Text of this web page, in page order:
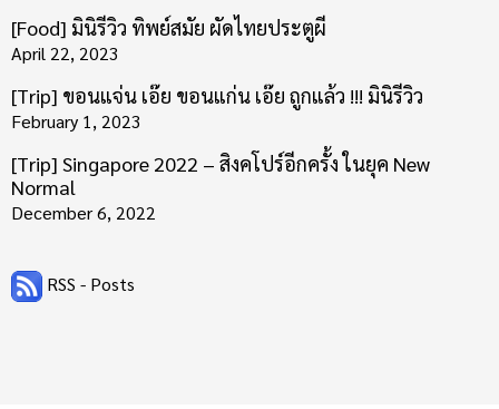
[Food] มินิรีวิว ทิพย์สมัย ผัดไทยประตูผี
April 22, 2023
[Trip] ขอนแจ่น เอ๊ย ขอนแก่น เอ๊ย ถูกแล้ว !!! มินิรีวิว
February 1, 2023
[Trip] Singapore 2022 – สิงคโปร์อีกครั้ง ในยุค New
Normal
December 6, 2022
RSS - Posts